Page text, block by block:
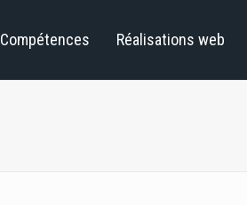
Compétences Réalisations web